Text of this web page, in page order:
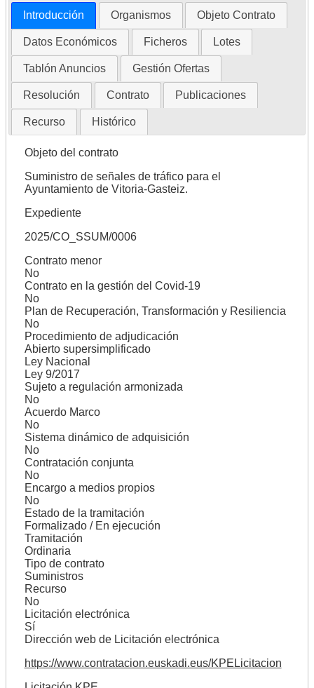
Introducción Organismos Objeto Contrato
Datos Económicos Ficheros Lotes
Tablón Anuncios Gestión Ofertas
Resolución Contrato Publicaciones
Recurso Histórico
Objeto del contrato
Suministro de señales de tráfico para el
Ayuntamiento de Vitoria-Gasteiz.
Expediente
2025/CO_SSUM/0006
Contrato menor
No
Contrato en la gestión del Covid-19
No
Plan de Recuperación, Transformación y Resiliencia
No
Procedimiento de adjudicación
Abierto supersimplificado
Ley Nacional
Ley 9/2017
Sujeto a regulación armonizada
No
Acuerdo Marco
No
Sistema dinámico de adquisición
No
Contratación conjunta
No
Encargo a medios propios
No
Estado de la tramitación
Formalizado / En ejecución
Tramitación
Ordinaria
Tipo de contrato
Suministros
Recurso
No
Licitación electrónica
Sí
Dirección web de Licitación electrónica
https://www.contratacion.euskadi.eus/KPELicitacion